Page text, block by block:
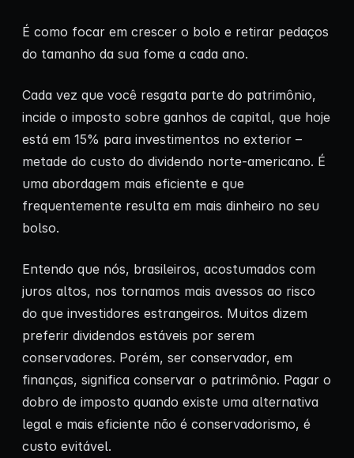
É como focar em crescer o bolo e retirar pedaços
do tamanho da sua fome a cada ano.
Cada vez que você resgata parte do patrimônio,
incide o imposto sobre ganhos de capital, que hoje
está em 15% para investimentos no exterior –
metade do custo do dividendo norte-americano. É
uma abordagem mais eficiente e que
frequentemente resulta em mais dinheiro no seu
bolso.
Entendo que nós, brasileiros, acostumados com
juros altos, nos tornamos mais avessos ao risco
do que investidores estrangeiros. Muitos dizem
preferir dividendos estáveis por serem
conservadores. Porém, ser conservador, em
finanças, significa conservar o patrimônio. Pagar o
dobro de imposto quando existe uma alternativa
legal e mais eficiente não é conservadorismo, é
custo evitável.